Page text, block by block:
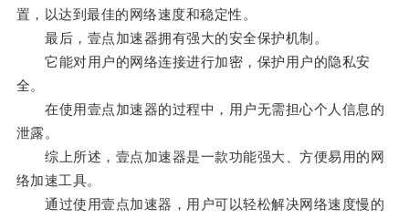
置，以达到最佳的网络速度和稳定性。
最后，壹点加速器拥有强大的安全保护机制。
它能对用户的网络连接进行加密，保护用户的隐私安
全。
在使用壹点加速器的过程中，用户无需担心个人信息的
泄露。
综上所述，壹点加速器是一款功能强大、方便易用的网
络加速工具。
通过使用壹点加速器，用户可以轻松解决网络速度慢的